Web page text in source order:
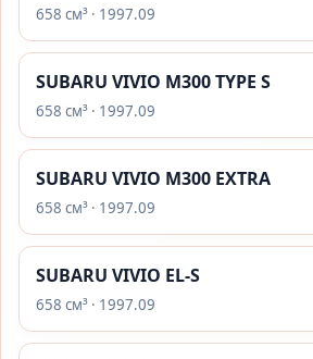
658 см³ · 1997.09
SUBARU VIVIO M300 TYPE S
658 см³ · 1997.09
SUBARU VIVIO M300 EXTRA
658 см³ · 1997.09
SUBARU VIVIO EL-S
658 см³ · 1997.09